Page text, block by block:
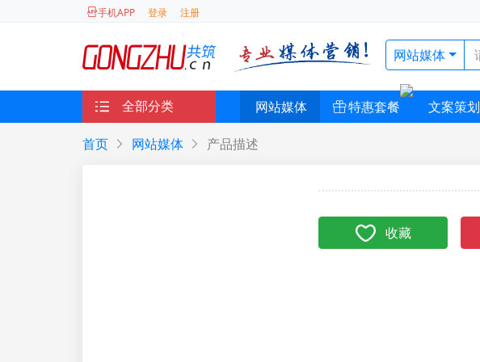
手机APP 登录 注册
网站媒体
全部分类 网站媒体 特惠套餐 文案策划
首页 网站媒体 产品描述
收藏